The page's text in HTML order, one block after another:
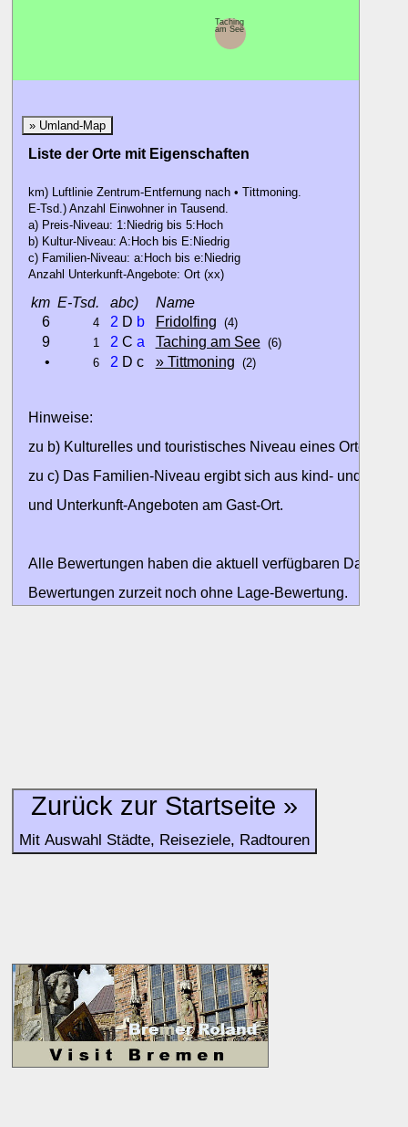
Taching
am See
» Umland-Map
Liste der Orte mit Eigenschaften
km) Luftlinie Zentrum-Entfernung nach • Tittmoning.
E-Tsd.) Anzahl Einwohner in Tausend.
a) Preis-Niveau: 1:Niedrig bis 5:Hoch
b) Kultur-Niveau: A:Hoch bis E:Niedrig
c) Familien-Niveau: a:Hoch bis e:Niedrig
Anzahl Unterkunft-Angebote: Ort (xx)
km E-Tsd. abc)
Name
6
4 2 D b Fridolfing (4)
9 1 2 C a Taching am See (6)
• 6 2 D c » Tittmoning (2)
Hinweise:
zu b) Kulturelles und touristisches Niveau eines Ortes
zu c) Das Familien-Niveau ergibt sich aus kind- und
und Unterkunft-Angeboten am Gast-Ort.
Alle Bewertungen haben die aktuell verfügbaren Daten
Bewertungen zurzeit noch ohne Lage-Bewertung.
Zurück zur Startseite »
Mit Auswahl Städte, Reiseziele, Radtouren